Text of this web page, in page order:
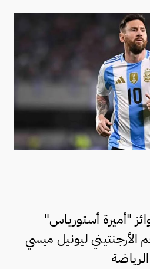
"أميرة أستورياس"
الأرجنتيني ليونيل ميسي